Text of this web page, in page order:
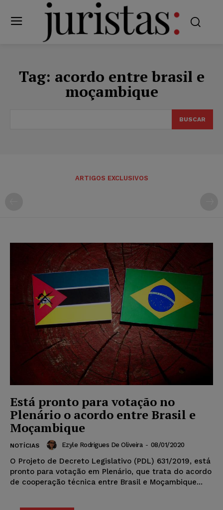
Tag: acordo entre brasil e
moçambique
BUSCAR
ARTIGOS EXCLUSIVOS
Está pronto para votação no
Plenário o acordo entre Brasil e
Moçambique
NOTÍCIAS Ezyle Rodrigues De Oliveira - 08/01/2020
O Projeto de Decreto Legislativo (PDL) 631/2019, está
pronto para votação em Plenário, que trata do acordo
de cooperação técnica entre Brasil e Moçambique...